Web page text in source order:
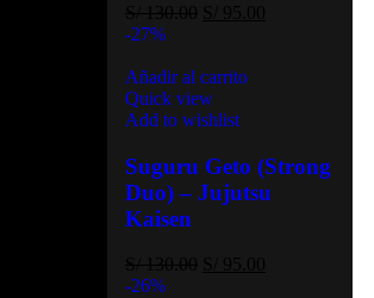
-27%
Añadir al carrito
Quick view
Add to wishlist
Suguru Geto (Strong
Duo) – Jujutsu
Kaisen
-26%